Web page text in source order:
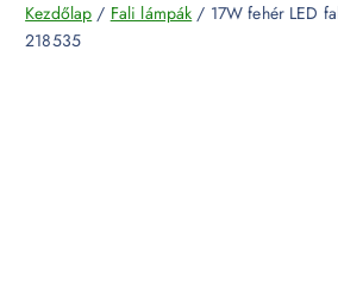
Kezdőlap / Fali lámpák / 17W fehér LED
218535